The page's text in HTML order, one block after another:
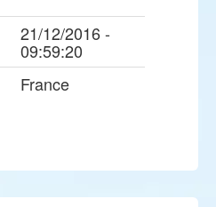
21/12/2016 -
09:59:20
France